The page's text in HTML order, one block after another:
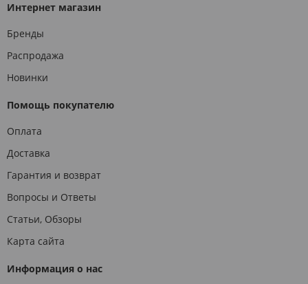
Интернет магазин
Бренды
Распродажа
Новинки
Помощь покупателю
Оплата
Доставка
Гарантия и возврат
Вопросы и Ответы
Статьи, Обзоры
Карта сайта
Информация о нас